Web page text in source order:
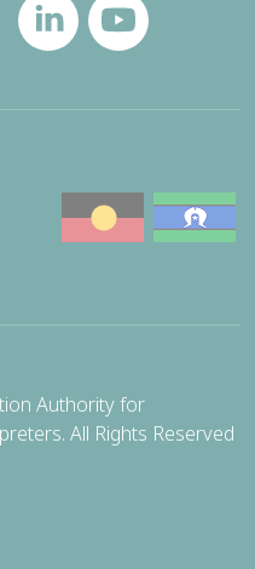
Authority for
All Rights Reserved